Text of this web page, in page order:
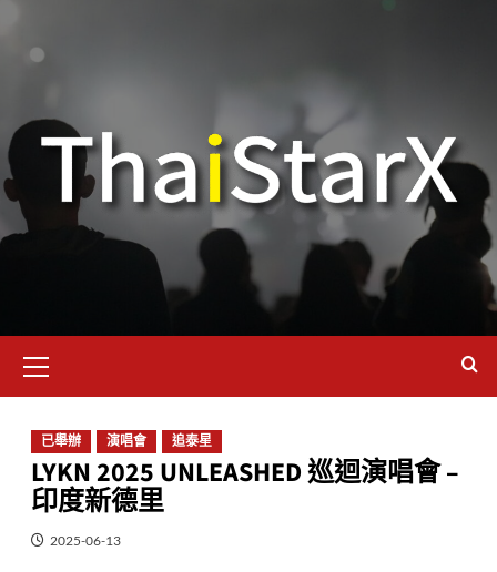
已舉辦 演唱會 追泰星
LYKN 2025 UNLEASHED 巡迴演唱會 –
印度新德里
2025-06-13